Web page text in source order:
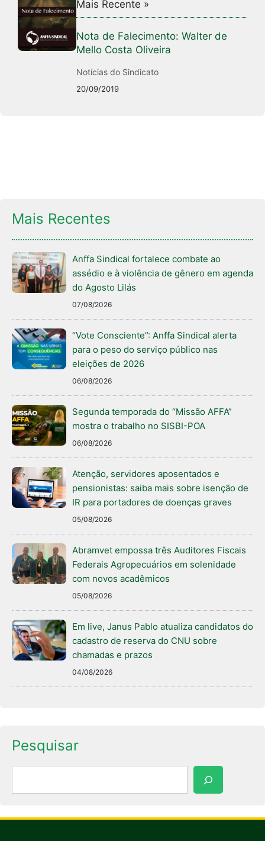
Mais Recente »
Nota de Falecimento: Walter de
Mello Costa Oliveira
Notícias do Sindicato
20/09/2019
Mais Recentes
Anffa Sindical fortalece combate ao
assédio e à violência de gênero em agenda
do Agosto Lilás
07/08/2026
“Vote Consciente”: Anffa Sindical alerta
para o peso do serviço público nas
eleições de 2026
06/08/2026
Segunda temporada do “Missão AFFA”
mostra o trabalho no SISBI-POA
06/08/2026
Atenção, servidores aposentados e
pensionistas: saiba mais sobre isenção de
IR para portadores de doenças graves
05/08/2026
Abramvet empossa três Auditores Fiscais
Federais Agropecuários em solenidade
com novos acadêmicos
05/08/2026
Em live, Janus Pablo atualiza candidatos do
cadastro de reserva do CNU sobre
chamadas e prazos
04/08/2026
Pesquisar